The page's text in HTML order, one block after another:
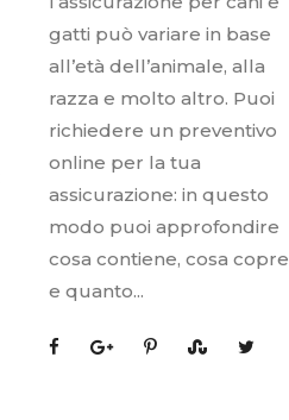
gatti può variare in base
all’età dell’animale, alla
razza e molto altro. Puoi
richiedere un preventivo
online per la tua
assicurazione: in questo
modo puoi approfondire
cosa contiene, cosa copre
e quanto...